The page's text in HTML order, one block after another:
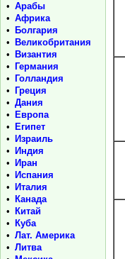
• Арабы
• Африка
•
Болгария
•
Великобритания
•
Византия
•
Германия
•
Голландия
•
Греция
• Дания
•
Европа
•
Египет
•
Израиль
•
Индия
•
Иран
•
Испания
•
Италия
•
Канада
•
Китай
•
Куба
• Лат. Америка
• Литва